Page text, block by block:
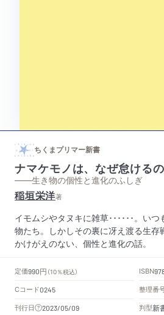
ちくまプリマー新書
ナマケモノは、なぜ怠ける
——生き物の個性と進化のふしぎ
稲垣栄洋著
イモムシやタヌキに雑草･･････。い
物たち。しかしその裏に冴え渡る生存
かけがえのない、個性と進化の話。
定価990円 （10％税込） ISBN
Cコード0245 整理番
刊行日 2023/05/09 判型新